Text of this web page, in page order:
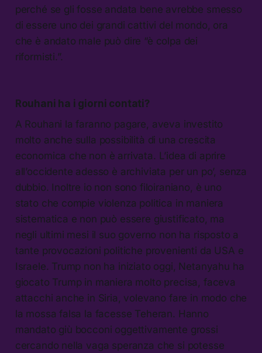
perché se gli fosse andata bene avrebbe smesso
di essere uno dei grandi cattivi del mondo, ora
che è andato male può dire “è colpa dei
riformisti.”.
Rouhani ha i giorni contati?
A Rouhani la faranno pagare, aveva investito
molto anche sulla possibilità di una crescita
economica che non è arrivata. L’idea di aprire
all’occidente adesso è archiviata per un po’, senza
dubbio. Inoltre io non sono filoiraniano, è uno
stato che compie violenza politica in maniera
sistematica e non può essere giustificato, ma
negli ultimi mesi il suo governo non ha risposto a
tante provocazioni politiche provenienti da USA e
Israele. Trump non ha iniziato oggi, Netanyahu ha
giocato Trump in maniera molto precisa, faceva
attacchi anche in Siria, volevano fare in modo che
la mossa falsa la facesse Teheran. Hanno
mandato giù bocconi oggettivamente grossi
cercando nella vaga speranza che si potesse